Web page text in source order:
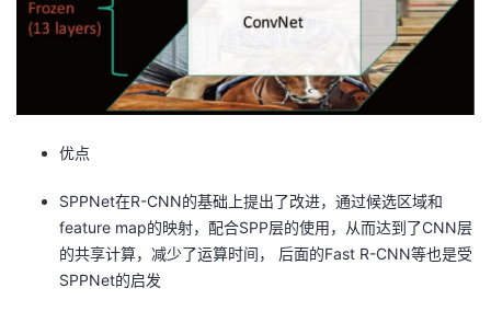
优点
SPPNet在R-CNN的基础上提出了改进，通过候选区域和
feature map的映射，配合SPP层的使用，从而达到了CNN层
的共享计算，减少了运算时间， 后面的Fast R-CNN等也是受
SPPNet的启发